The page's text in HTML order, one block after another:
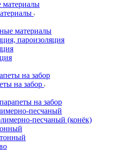
материалы
пароизоляция
на забор
на забор
песчаный
песчаный (конёк)